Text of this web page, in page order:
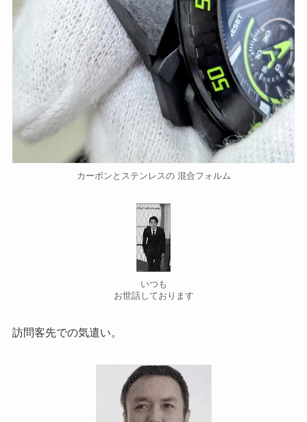
カーボンとステンレスの 混合フォルム
いつも
お世話しております
訪問客先での気遣い。